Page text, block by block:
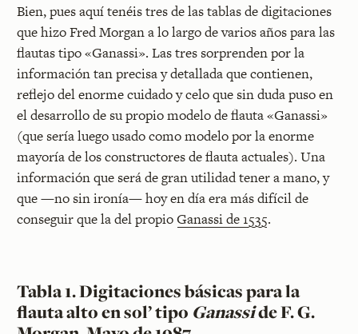
Bien, pues aquí tenéis tres de las tablas de digitaciones
que hizo Fred Morgan a lo largo de varios años para las
flautas tipo «Ganassi». Las tres sorprenden por la
información tan precisa y detallada que contienen,
reflejo del enorme cuidado y celo que sin duda puso en
el desarrollo de su propio modelo de flauta «Ganassi»
(que sería luego usado como modelo por la enorme
mayoría de los constructores de flauta actuales). Una
información que será de gran utilidad tener a mano, y
que —no sin ironía— hoy en día era más difícil de
conseguir que la del propioGanassi de 1535.
Tabla 1. Digitaciones básicas para la
flauta alto en sol’ tipo Ganasside F. G.